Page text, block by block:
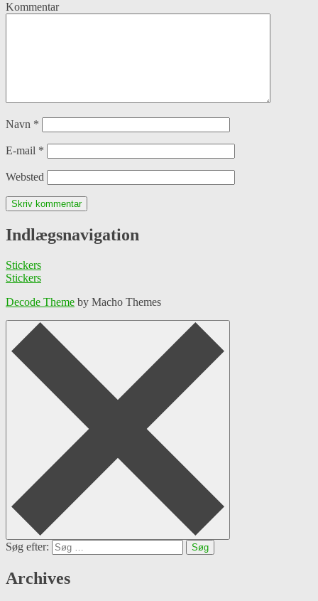
Kommentar
Navn *
E-mail *
Websted
Indlægsnavigation
Stickers
Stickers
Decode Theme by Macho Themes
Søg efter:
Archives